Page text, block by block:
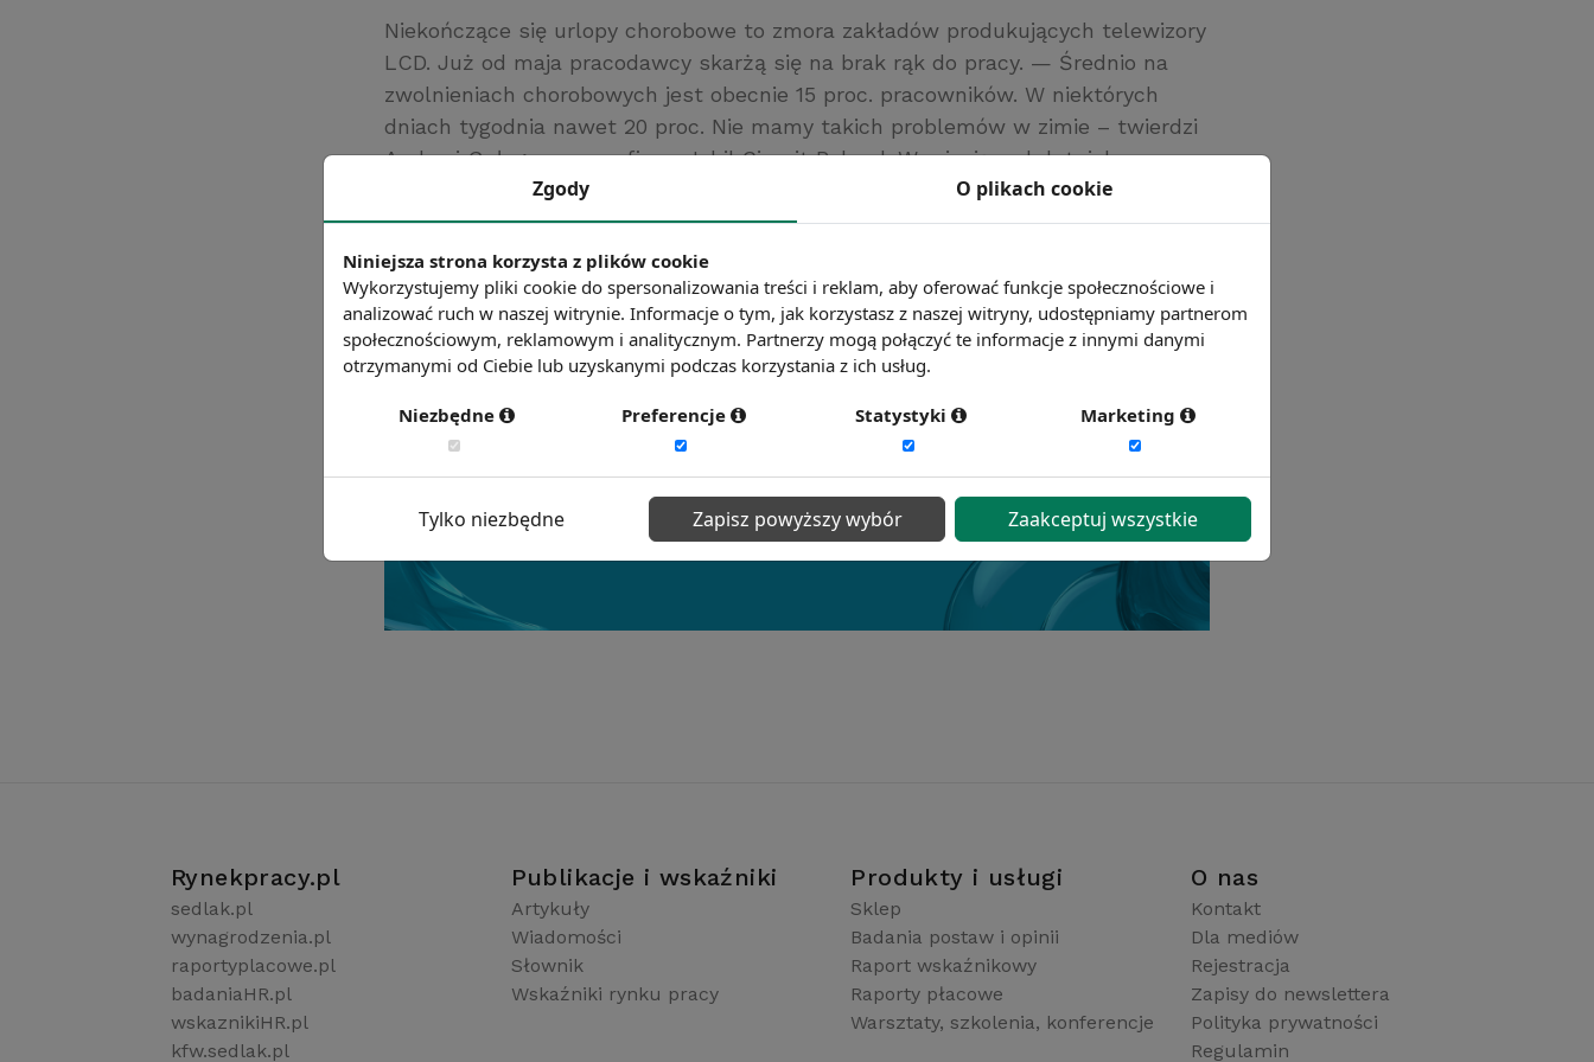
Niekończące się urlopy chorobowe to zmora zakładów produkujących telewizory
LCD. Już od maja pracodawcy skarżą się na brak rąk do pracy. — Średnio na
zwolnieniach chorobowych jest obecnie 15 proc. pracowników. W niektórych
dniach tygodnia nawet 20 proc. Nie mamy takich problemów w zimie – twierdzi
Andrzej Gołyga, prezes firmy Jabil Circuit Poland. W miesiącach letnich
pracownicy „uciekają” do szarej strefy. Pod przykrywką przewlekłej choroby
zarabiają dużo większe pieniądze np. na budowie.
Źródło: pb.pl
Chcesz wiedzieć więcej?Zobacz więcej wiadomości
Rynekpracy.pl
sedlak.pl
wynagrodzenia.pl
raportyplacowe.pl
badaniaHR.pl
wskaznikiHR.pl
kfw.sedlak.pl
Publikacje i wskaźniki
Artykuły
Wiadomości
Słownik
Wskaźniki rynku pracy
Produkty i usługi
Sklep
Badania postaw i opinii
Raport wskaźnikowy
Raporty płacowe
Warsztaty, szkolenia, konferencje
O nas
Kontakt
Dla mediów
Rejestracja
Zapisy do newslettera
Polityka prywatności
Regulamin
Zgody O plikach cookie
Niniejsza strona korzysta z plików cookie
Wykorzystujemy pliki cookie do spersonalizowania treści i reklam, aby oferować funkcje społecznościowe i
analizować ruch w naszej witrynie. Informacje o tym, jak korzystasz z naszej witryny, udostępniamy partnerom
społecznościowym, reklamowym i analitycznym. Partnerzy mogą połączyć te informacje z innymi danymi
otrzymanymi od Ciebie lub uzyskanymi podczas korzystania z ich usług.
Niezbędne Preferencje Statystyki Marketing
Tylko niezbędne Zapisz powyższy wybór Zaakceptuj wszystkie